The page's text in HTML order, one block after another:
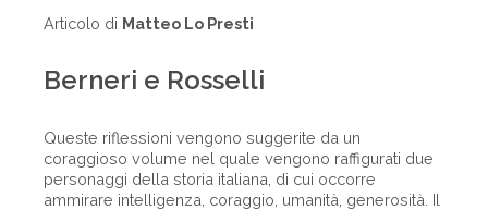
Articolo di Matteo Lo Presti
Berneri e Rosselli
Queste riflessioni vengono suggerite da un
coraggioso volume nel quale vengono raffigurati due
personaggi della storia italiana, di cui occorre
ammirare intelligenza, coraggio, umanità, generosità. Il